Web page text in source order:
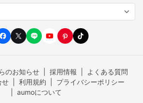
のお知らせ 採用情報
よくある質問
せ
利用規約
プライバシーポリシー
aumoについて